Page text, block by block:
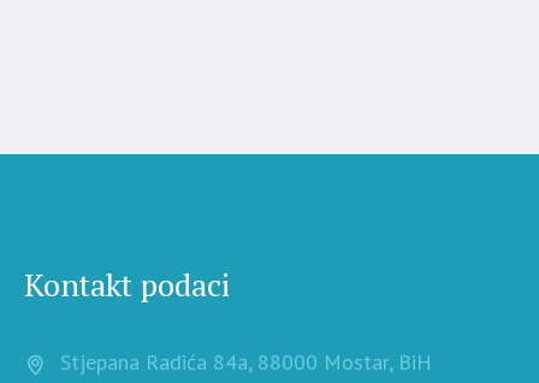
Kontakt podaci
Stjepana Radića 84a, 88000 Mostar, BiH